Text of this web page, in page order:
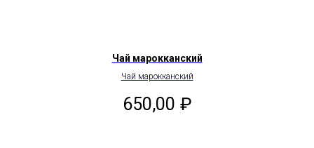
Чай марокканский
Чай марокканский
650,00 ₽